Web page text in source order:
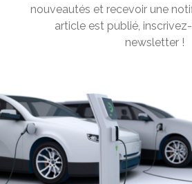
← Revenir aux actualités
ÉLECTRIQUE
Rédigé par Emmanuel Maumon le 25
0 commentaires
nouveautés et recevoir une
article est publié,
newsletter !